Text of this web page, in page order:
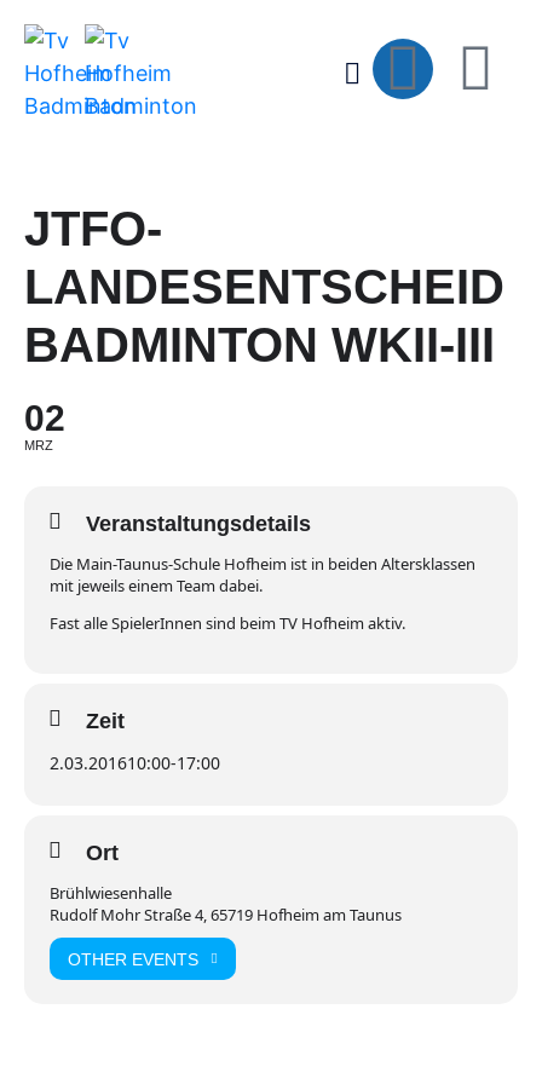
JTFO-
LANDESENTSCHEID
BADMINTON WKII-III
02
MRZ
Veranstaltungsdetails
Die Main-Taunus-Schule Hofheim ist in beiden Altersklassen
mit jeweils einem Team dabei.
Fast alle SpielerInnen sind beim TV Hofheim aktiv.
Zeit
2.03.201610:00-17:00
Ort
Brühlwiesenhalle
Rudolf Mohr Straße 4, 65719 Hofheim am Taunus
OTHER EVENTS